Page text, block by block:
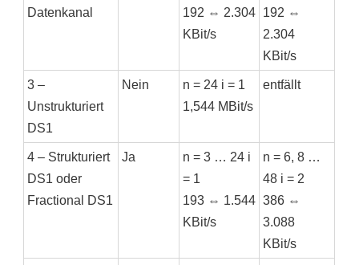
Datenkanal
192 ⇔ 2.304
KBit/s
192 ⇔
2.304
KBit/s
3 –
Unstrukturiert
DS1
Nein
n = 24 i = 1
1,544 MBit/s
entfällt
4 – Strukturiert
DS1 oder
Fractional DS1
Ja
n = 3 … 24 i
= 1
193 ⇔ 1.544
KBit/s
n = 6, 8 …
48 i = 2
386 ⇔
3.088
KBit/s